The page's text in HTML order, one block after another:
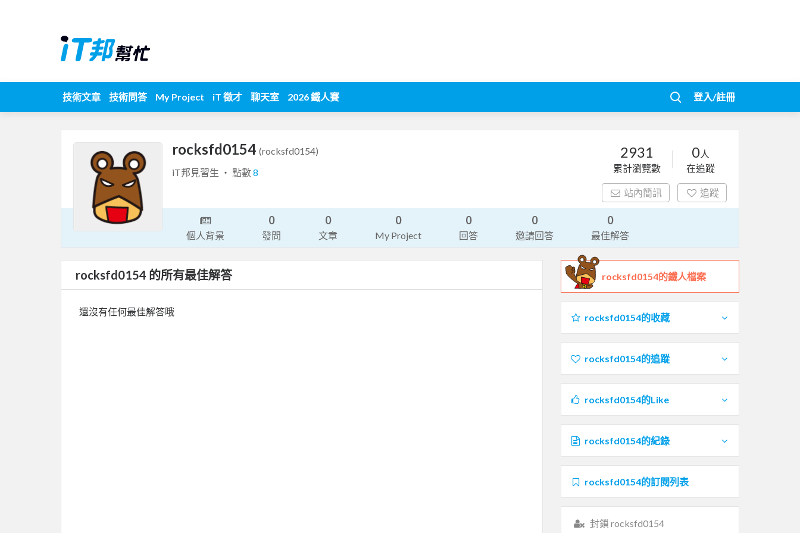
技術文章 技術問答 My Project iT 徵才 聊天室 2026 鐵人賽 登入/註冊
rocksfd0154 (rocksfd0154)
iT邦見習生 ‧ 點數8
2931
累計瀏覽數
0人
在追蹤
站內簡訊 追蹤
個人背景
0
發問
0
文章
0
My Project
0
回答
0
邀請回答
0
最佳解答
rocksfd0154 的所有最佳解答
還沒有任何最佳解答哦
rocksfd0154的鐵人檔案
rocksfd0154的收藏
rocksfd0154的追蹤
rocksfd0154的Like
rocksfd0154的紀錄
rocksfd0154的訂閱列表
封鎖 rocksfd0154